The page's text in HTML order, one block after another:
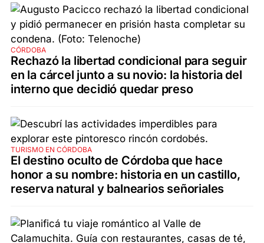
CÓRDOBA
Rechazó la libertad condicional para seguir
en la cárcel junto a su novio: la historia del
interno que decidió quedar preso
TURISMO EN CÓRDOBA
El destino oculto de Córdoba que hace
honor a su nombre: historia en un castillo,
reserva natural y balnearios señoriales